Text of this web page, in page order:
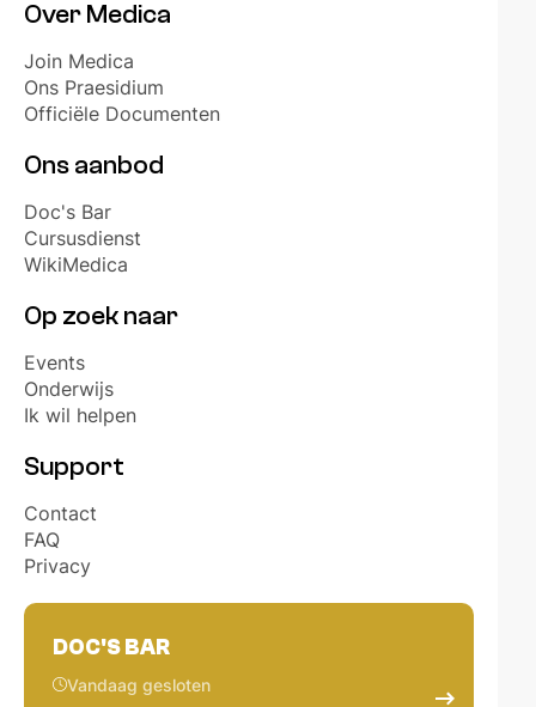
Over Medica
Join Medica
Ons Praesidium
Officiële Documenten
Ons aanbod
Doc's Bar
Cursusdienst
WikiMedica
Op zoek naar
Events
Onderwijs
Ik wil helpen
Support
Contact
FAQ
Privacy
DOC'S BAR
Vandaag gesloten